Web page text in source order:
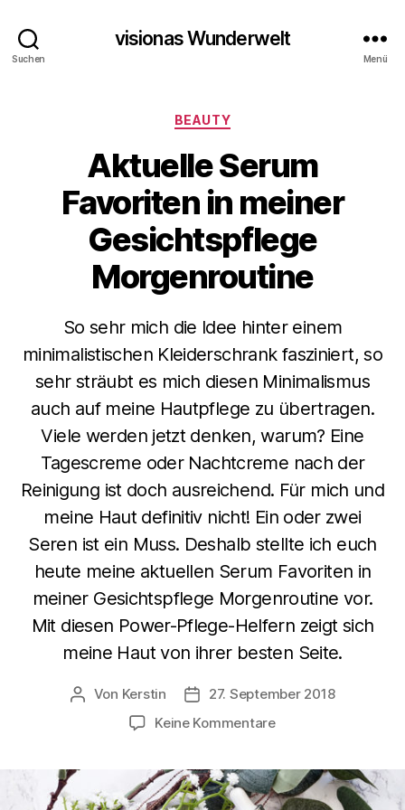
Suchen
visionas Wunderwelt
Menü
Kategorien
BEAUTY
Aktuelle Serum
Favoriten in meiner
Gesichtspflege
Morgenroutine
So sehr mich die Idee hinter einem
minimalistischen Kleiderschrank fasziniert, so
sehr sträubt es mich diesen Minimalismus
auch auf meine Hautpflege zu übertragen.
Viele werden jetzt denken, warum? Eine
Tagescreme oder Nachtcreme nach der
Reinigung ist doch ausreichend. Für mich und
meine Haut definitiv nicht! Ein oder zwei
Seren ist ein Muss. Deshalb stellte ich euch
heute meine aktuellen Serum Favoriten in
meiner Gesichtspflege Morgenroutine vor.
Mit diesen Power-Pflege-Helfern zeigt sich
meine Haut von ihrer besten Seite.
Beitragsautor
Von Kerstin Beitragsdatum
27. September 2018
Keine Kommentarezu
Favoriten
in